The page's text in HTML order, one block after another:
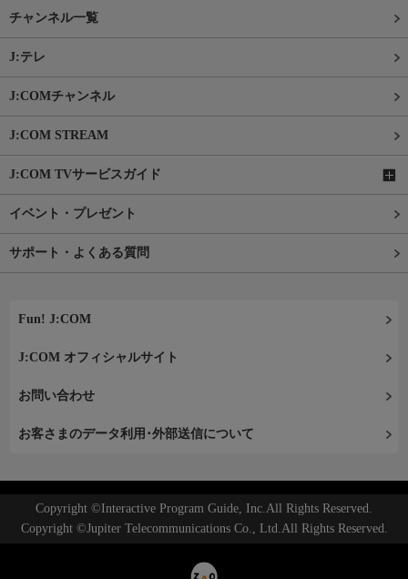
チャンネル一覧
J:テレ
J:COMチャンネル
J:COM STREAM
J:COM TVサービスガイド
イベント・プレゼント
サポート・よくある質問
Fun! J:COM
J:COM オフィシャルサイト
お問い合わせ
お客さまのデータ利用･外部送信について
Copyright ©Interactive Program Guide, Inc.All Rights Reserved.
Copyright ©Jupiter Telecommunications Co., Ltd.All Rights Reserved.